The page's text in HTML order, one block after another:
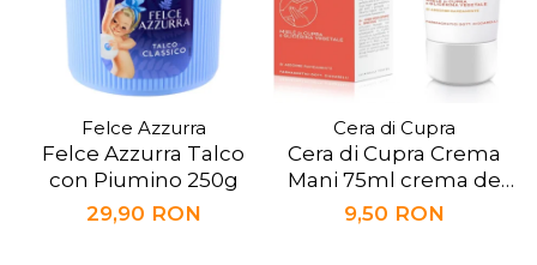
Felce Azzurra
Felce Azzurra Talco
con Piumino 250g
29,90 RON
Cera di Cupra
Cera di Cupra Crema
Mani 75ml crema de
maini
9,50 RON